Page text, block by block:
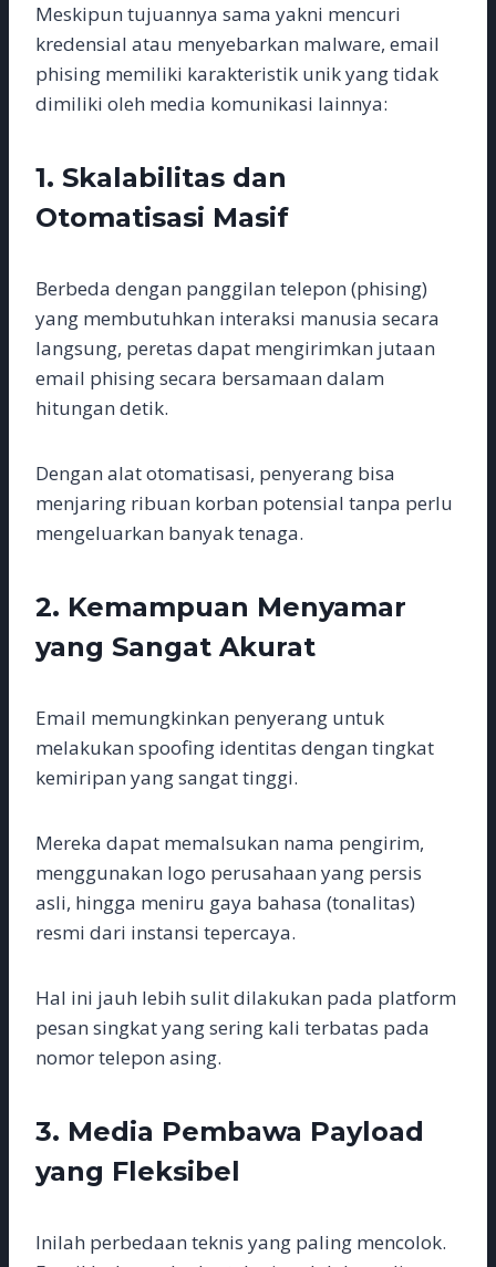
Meskipun tujuannya sama yakni mencuri
kredensial atau menyebarkan malware, email
phising memiliki karakteristik unik yang tidak
dimiliki oleh media komunikasi lainnya:
1. Skalabilitas dan
Otomatisasi Masif
Berbeda dengan panggilan telepon (phising)
yang membutuhkan interaksi manusia secara
langsung, peretas dapat mengirimkan jutaan
email phising secara bersamaan dalam
hitungan detik.
Dengan alat otomatisasi, penyerang bisa
menjaring ribuan korban potensial tanpa perlu
mengeluarkan banyak tenaga.
2. Kemampuan Menyamar
yang Sangat Akurat
Email memungkinkan penyerang untuk
melakukan spoofing identitas dengan tingkat
kemiripan yang sangat tinggi.
Mereka dapat memalsukan nama pengirim,
menggunakan logo perusahaan yang persis
asli, hingga meniru gaya bahasa (tonalitas)
resmi dari instansi tepercaya.
Hal ini jauh lebih sulit dilakukan pada platform
pesan singkat yang sering kali terbatas pada
nomor telepon asing.
3. Media Pembawa Payload
yang Fleksibel
Inilah perbedaan teknis yang paling mencolok.